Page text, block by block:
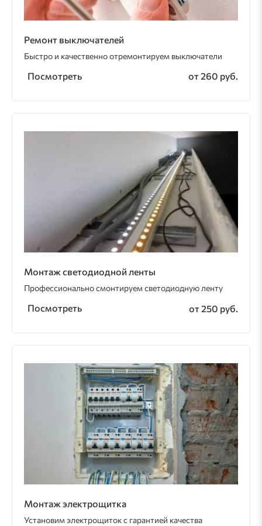
Ремонт выключателей
Быстро и качественно отремонтируем выключатели
Посмотреть от 260 руб.
Монтаж светодиодной ленты
Профессионально смонтируем светодиодную ленту
Посмотреть от 250 руб.
Монтаж электрощитка
Установим электрощиток с гарантией качества